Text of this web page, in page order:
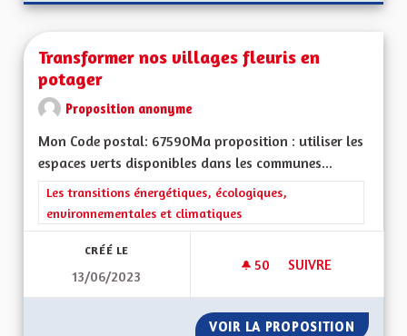
Transformer nos villages fleuris en
potager
Proposition anonyme
Mon Code postal: 67590Ma proposition : utiliser les
espaces verts disponibles dans les communes...
Filtrer les résultats de la catégorie : Les transitions
Les transitions énergétiques, écologiques,
environnementales et climatiques
CRÉÉ LE
13/06/2023
50 50 ABONNÉS
SUIVRE
VOIR LA PROPOSITION